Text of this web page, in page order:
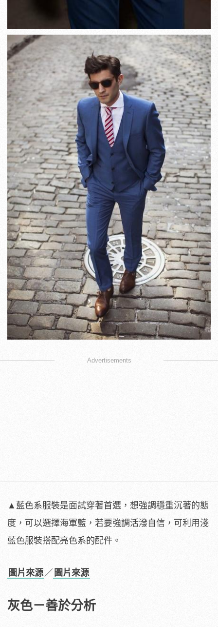
Advertisements
▲藍色系服裝是面試穿著首選，想強調穩重沉著的態
度，可以選擇海軍藍，若要強調活潑自信，可利用淺
藍色服裝搭配亮色系的配件。
圖片來源 ／ 圖片來源
灰色－善於分析